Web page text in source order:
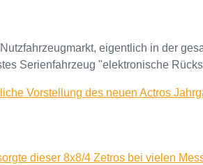
eigentlich in der
Serienfahrzeug "elektronische
Vorstellung des neuen Actros
dieser 8x8/4 Zetros bei vielen